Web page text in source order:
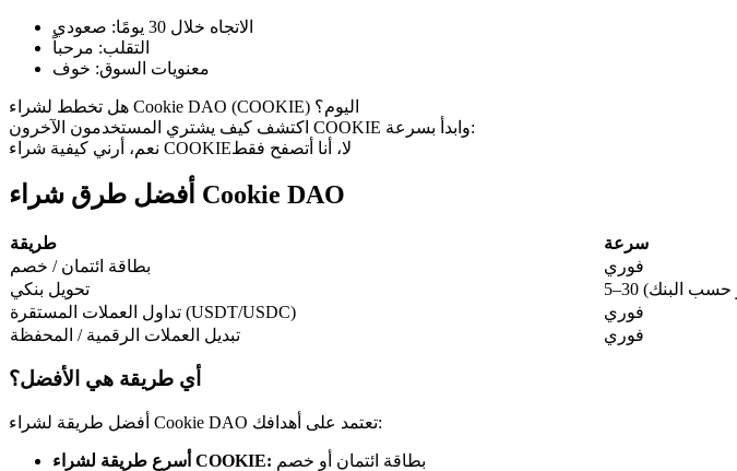
TradFi
مشتقات الأسهم والعملات الأجنبية والمعادن الثمينة والسلع
العقود الآجلة USDC
الاتجاه خلال 30 يومًا : صعودي
التقلب: مرحباً
معنويات السوق: خوف
هل تخطط لشراء Cookie DAO (COOKIE) اليوم؟
اكتشف كيف يشتري المستخدمون الآخرون COOKIE وابدأ بسرعة:
نعم، أرني كيفية شراء COOKIEلا، أنا أتصفح فقط
أفضل طرق شراء Cookie DAO
طريقة سرعة
بطاقة ائتمان / خصم
فوري
تحويل بنكي
حسب البنك)
تداول العملات المستقرة (USDT/USDC)
فوري
تبديل العملات الرقمية / المحفظة
فوري
أي طريقة هي الأفضل؟
أفضل طريقة لشراء Cookie DAO تعتمد على أهدافك:
أسرع طريقة لشراء COOKIE: بطاقة ائتمان أو خصم